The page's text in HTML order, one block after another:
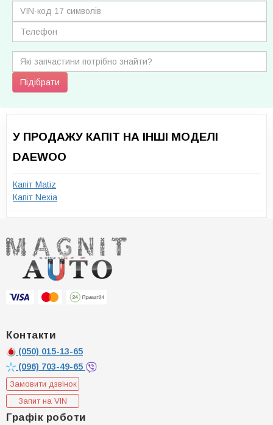
Підібрати
У ПРОДАЖУ КАПІТ НА ІНШІ МОДЕЛІ
DAEWOO
Капіт Matiz
Капіт Nexia
Контакти
(050) 015-13-65
(096) 703-49-65
Замовити дзвінок
Запит на VIN
Графік роботи